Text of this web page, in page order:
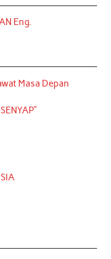
Eng.
Masa Depan